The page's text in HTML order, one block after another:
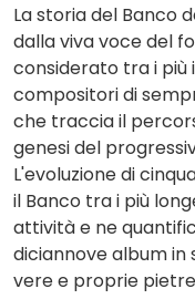
La storia del Banco
dalla viva voce del
considerato tra i
compositori di
che traccia il
genesi del
L'evoluzione di
il Banco tra i più
attività e ne
diciannove album in
vere e proprie